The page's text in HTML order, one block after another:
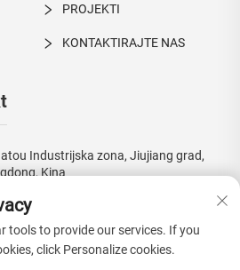
PROJEKTI
KONTAKTIRAJTE NAS
Industrijska zona, Jiujiang grad,
Kina
tools to provide our services. If you
click Personalize cookies.